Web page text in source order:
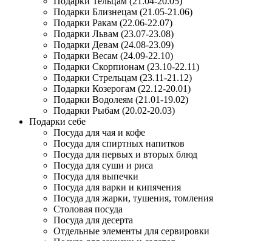
Подарки Близнецам (21.05-21.06)
Подарки Ракам (22.06-22.07)
Подарки Львам (23.07-23.08)
Подарки Девам (24.08-23.09)
Подарки Весам (24.09-22.10)
Подарки Скорпионам (23.10-22.11)
Подарки Стрельцам (23.11-21.12)
Подарки Козерогам (22.12-20.01)
Подарки Водолеям (21.01-19.02)
Подарки Рыбам (20.02-20.03)
Подарки себе
Посуда для чая и кофе
Посуда для спиртных напитков
Посуда для первых и вторых блюд
Посуда для суши и риса
Посуда для выпечки
Посуда для варки и кипячения
Посуда для жарки, тушения, томления
Столовая посуда
Посуда для десерта
Отдельные элементы для сервировки